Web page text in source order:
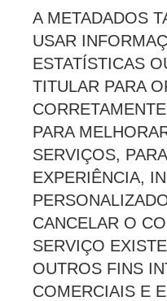
A METADADOS
USAR
ESTATÍSTICAS
TITULAR PARA
PARA
SERVIÇOS,
EXPERIÊNCIA,
CANCELAR O
SERVIÇO
OUTROS FINS
COMERCIAIS E